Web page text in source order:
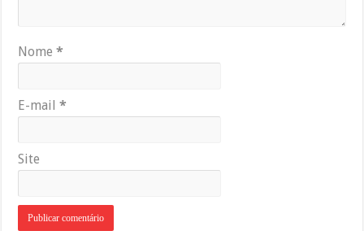
Nome*
E-mail*
Site